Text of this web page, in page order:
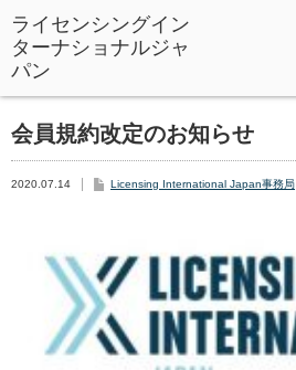
ライセンシングイン
ターナショナルジャ
パン
会員規約改定のお知らせ
2020.07.14 Licensing International Japan事務局